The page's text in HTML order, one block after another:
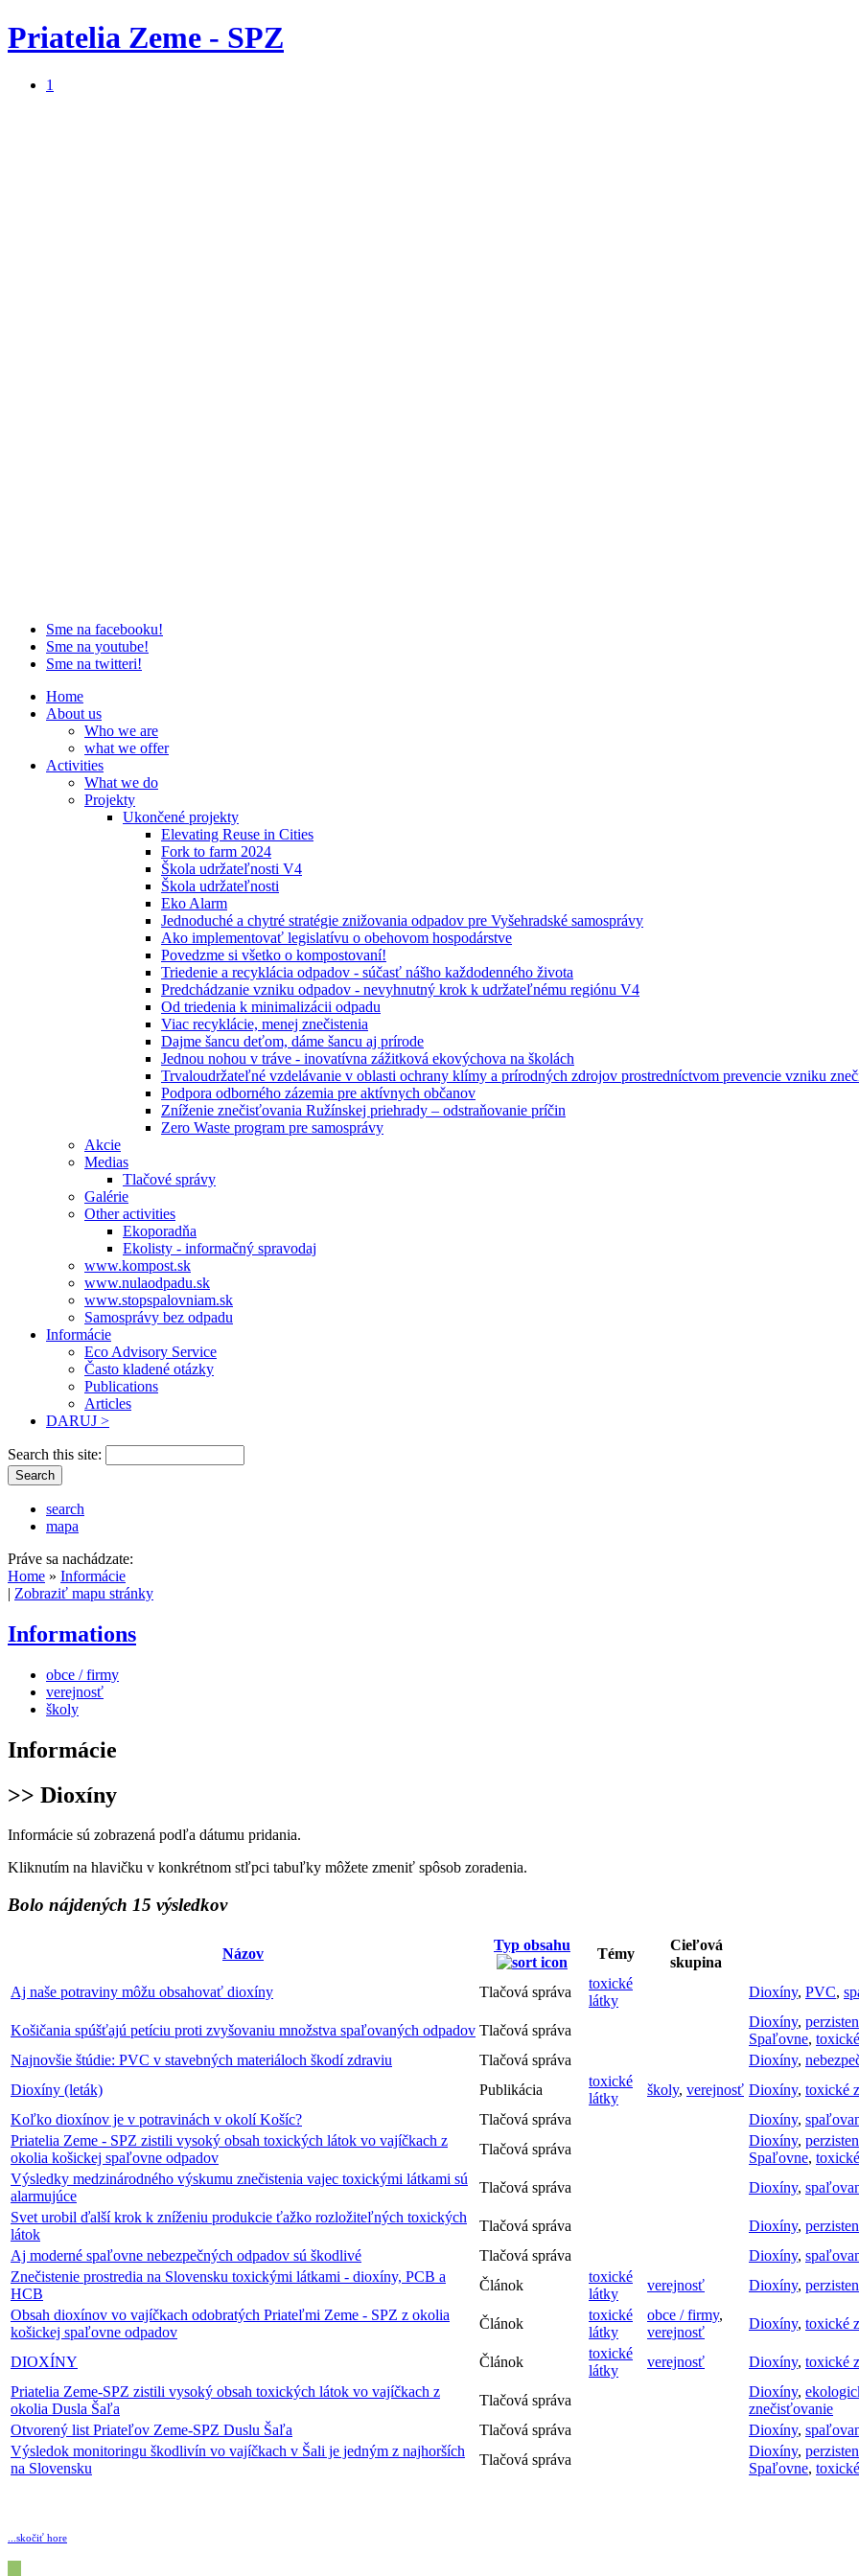
Priatelia Zeme - SPZ
1
Sme na facebooku!
Sme na youtube!
Sme na twitteri!
Home
About us
Who we are
what we offer
Activities
What we do
Projekty
Ukončené projekty
Elevating Reuse in Cities
Fork to farm 2024
Škola udržateľnosti V4
Škola udržateľnosti
Eko Alarm
Jednoduché a chytré stratégie znižovania odpadov pre Vyšehradské samosprávy
Ako implementovať legislatívu o obehovom hospodárstve
Povedzme si všetko o kompostovaní!
Triedenie a recyklácia odpadov - súčasť nášho každodenného života
Predchádzanie vzniku odpadov - nevyhnutný krok k udržateľnému regiónu V4
Od triedenia k minimalizácii odpadu
Viac recyklácie, menej znečistenia
Dajme šancu deťom, dáme šancu aj prírode
Jednou nohou v tráve - inovatívna zážitková ekovýchova na školách
Trvaloudržateľné vzdelávanie v oblasti ochrany klímy a prírodných zdrojov prostredníctvom prevencie vzniku
Podpora odborného zázemia pre aktívnych občanov
Zníženie znečisťovania Ružínskej priehrady – odstraňovanie príčin
Zero Waste program pre samosprávy
Akcie
Medias
Tlačové správy
Galérie
Other activities
Ekoporadňa
Ekolisty - informačný spravodaj
www.kompost.sk
www.nulaodpadu.sk
www.stopspalovniam.sk
Samosprávy bez odpadu
Informácie
Eco Advisory Service
Často kladené otázky
Publications
Articles
DARUJ >
Search this site:
search
mapa
Práve sa nachádzate:
Home » Informácie
| Zobraziť mapu stránky
Informations
obce / firmy
verejnosť
školy
Informácie
>> Dioxíny
Informácie sú zobrazená podľa dátumu pridania.
Kliknutím na hlavičku v konkrétnom stľpci tabuľky môžete zmeniť spôsob zoradenia.
Bolo nájdených 15 výsledkov
Názov
Typ obsahu
Témy
Cieľová
skupina
Aj naše potraviny môžu obsahovať dioxíny
Tlačová správa
toxické
látky
Dioxíny, PVC,
Košičania spúšťajú petíciu proti zvyšovaniu množstva spaľovaných odpadov Tlačová správa
Dioxíny,
Spaľovne,
Najnovšie štúdie: PVC v stavebných materiáloch škodí zdraviu
Tlačová správa Dioxíny,
Dioxíny (leták)
Publikácia
toxické
látky
školy, verejnosť Dioxíny, toxické
Koľko dioxínov je v potravinách v okolí Košíc?
Tlačová správa Dioxíny,
Priatelia Zeme - SPZ zistili vysoký obsah toxických látok vo vajíčkach z
okolia košickej spaľovne odpadov
Tlačová správa
Dioxíny,
Spaľovne,
Výsledky medzinárodného výskumu znečistenia vajec toxickými látkami sú
alarmujúce
Tlačová správa Dioxíny,
Svet urobil ďalší krok k zníženiu produkcie ťažko rozložiteľných toxických
látok
Tlačová správa Dioxíny,
Aj moderné spaľovne nebezpečných odpadov sú škodlivé
Tlačová správa Dioxíny,
Znečistenie prostredia na Slovensku toxickými látkami - dioxíny, PCB a
HCB
Článok
toxické
látky
verejnosť Dioxíny,
Obsah dioxínov vo vajíčkach odobratých Priateľmi Zeme - SPZ z okolia
košickej spaľovne odpadov
Článok
toxické
látky
obce / firmy,
verejnosť
Dioxíny, toxické
DIOXÍNY Článok
toxické
látky
verejnosť Dioxíny, toxické
Priatelia Zeme-SPZ zistili vysoký obsah toxických látok vo vajíčkach z
okolia Dusla Šaľa
Tlačová správa
Dioxíny,
znečisťovanie
Otvorený list Priateľov Zeme-SPZ Duslu Šaľa
Tlačová správa Dioxíny,
Výsledok monitoringu škodlivín vo vajíčkach v Šali je jedným z najhorších
na Slovensku
Tlačová správa
Dioxíny,
Spaľovne,
...skočiť hore